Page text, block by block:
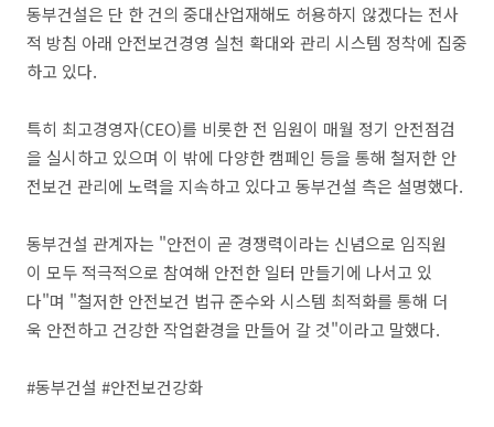
동부건설은 단 한 건의 중대산업재해도 허용하지 않겠다는 전사
적 방침 아래 안전보건경영 실천 확대와 관리 시스템 정착에 집중
하고 있다.
특히 최고경영자(CEO)를 비롯한 전 임원이 매월 정기 안전점검
을 실시하고 있으며 이 밖에 다양한 캠페인 등을 통해 철저한 안
전보건 관리에 노력을 지속하고 있다고 동부건설 측은 설명했다.
동부건설 관계자는 "안전이 곧 경쟁력이라는 신념으로 임직원
이 모두 적극적으로 참여해 안전한 일터 만들기에 나서고 있
다"며 "철저한 안전보건 법규 준수와 시스템 최적화를 통해 더
욱 안전하고 건강한 작업환경을 만들어 갈 것"이라고 말했다.
#동부건설 #안전보건강화